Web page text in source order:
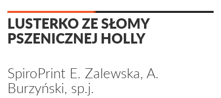
LUSTERKO ZE SŁOMY
PSZENICZNEJ HOLLY
SpiroPrint E. Zalewska, A.
Burzyński, sp.j.